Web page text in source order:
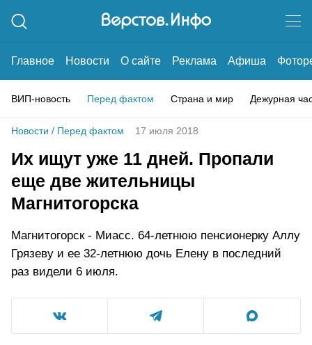
Главное Новости О сайте Реклама Афиша
ВИП-новость Перед фактом Страна и мир Дежурная
Новости / Перед фактом 17 июля 2018
Их ищут уже 11 дней. Пропали
еще две жительницы
Магнитогорска
Магнитогорск - Миасс. 64-летнюю пенсионерку Аллу
Грязеву и ее 32-летнюю дочь Елену в последний
раз видели 6 июля.